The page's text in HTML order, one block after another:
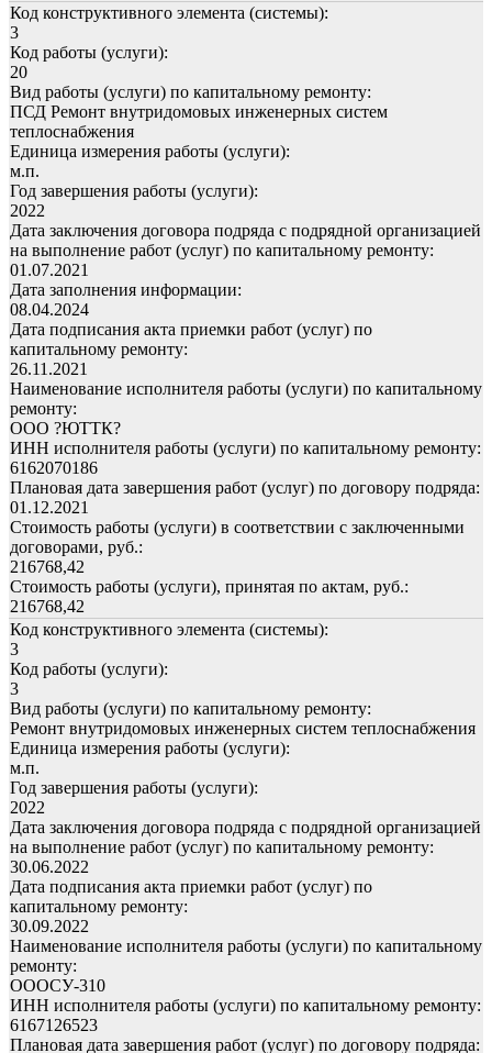
Код конструктивного элемента (системы):
3
Код работы (услуги):
20
Вид работы (услуги) по капитальному ремонту:
ПСД Ремонт внутридомовых инженерных систем
теплоснабжения
Единица измерения работы (услуги):
м.п.
Год завершения работы (услуги):
2022
Дата заключения договора подряда с подрядной организацией
на выполнение работ (услуг) по капитальному ремонту:
01.07.2021
Дата заполнения информации:
08.04.2024
Дата подписания акта приемки работ (услуг) по
капитальному ремонту:
26.11.2021
Наименование исполнителя работы (услуги) по капитальному
ремонту:
ООО ?ЮТТК?
ИНН исполнителя работы (услуги) по капитальному ремонту:
6162070186
Плановая дата завершения работ (услуг) по договору подряда:
01.12.2021
Стоимость работы (услуги) в соответствии с заключенными
договорами, руб.:
216768,42
Стоимость работы (услуги), принятая по актам, руб.:
216768,42
Код конструктивного элемента (системы):
3
Код работы (услуги):
3
Вид работы (услуги) по капитальному ремонту:
Ремонт внутридомовых инженерных систем теплоснабжения
Единица измерения работы (услуги):
м.п.
Год завершения работы (услуги):
2022
Дата заключения договора подряда с подрядной организацией
на выполнение работ (услуг) по капитальному ремонту:
30.06.2022
Дата подписания акта приемки работ (услуг) по
капитальному ремонту:
30.09.2022
Наименование исполнителя работы (услуги) по капитальному
ремонту:
ОООСУ-310
ИНН исполнителя работы (услуги) по капитальному ремонту:
6167126523
Плановая дата завершения работ (услуг) по договору подряда: